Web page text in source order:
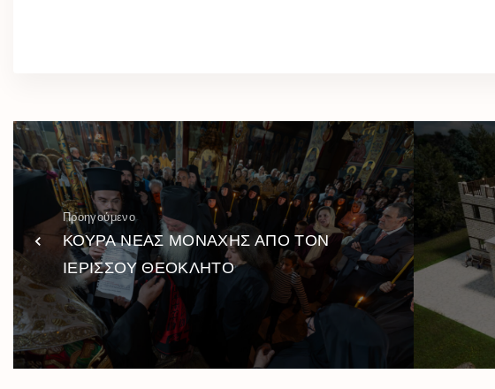
Προηγούμενο
ΚΟΥΡΑ ΝΕΑΣ ΜΟΝΑΧΗΣ ΑΠΟ ΤΟΝ
ΙΕΡΙΣΣΟΥ ΘΕΟΚΛΗΤΟ